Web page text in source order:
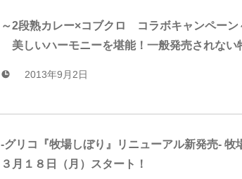
～2段熟カレー×コブクロ コラボキャンペー
美しいハーモニーを堪能！一般発売されない
2013年9月2日
-グリコ『牧場しぼり』リニューアル新発売-
３月１８日（月）スタート！